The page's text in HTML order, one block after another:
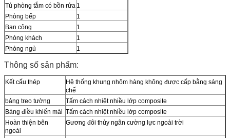
Tủ phòng tắm có bồn rửa 1
Phòng bếp
1
Ban công
1
Phòng khách
1
Phòng ngủ
1
Thông số sản phẩm:
Kết cấu thép
Hệ thống khung nhôm hàng không được cấp bằng sáng
chế
bảng treo tường
Tấm cách nhiệt nhiều lớp composite
Bảng điều khiển mái Tấm cách nhiệt nhiều lớp composite
Hoàn thiện bên
ngoài
Gương đôi thủy ngân cường lực ngoài trời